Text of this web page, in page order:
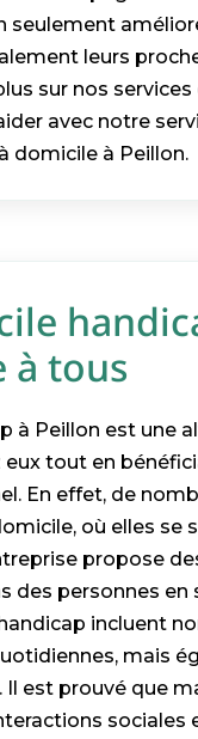
seulement
leurs
sur nos
avec notre
domicile à Peillon.
à tous
à Peillon est une
tout en
En effet, de
où elles se
propose
des personnes en
incluent
mais
est prouvé que
sociales